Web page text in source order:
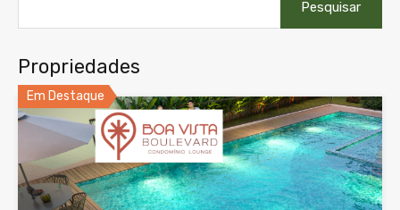
por:
Propriedades
Em Destaque